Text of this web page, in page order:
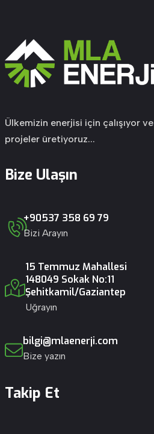
Ülkemizin enerjisi için çalışıyor ve
projeler üretiyoruz...
Bize Ulaşın
+90537 358 69 79
Bizi Arayın
15 Temmuz Mahallesi
148049 Sokak No:11
Şehitkamil/Gaziantep
Uğrayın
bilgi@mlaenerji.com
Bize yazın
Takip Et